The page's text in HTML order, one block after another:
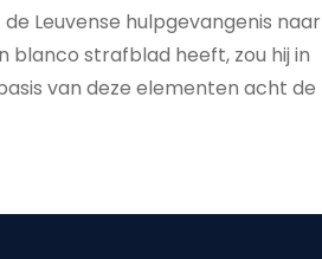
Leuvense hulpgevangenis naar
blanco strafblad heeft, zou hij in
van deze elementen acht de